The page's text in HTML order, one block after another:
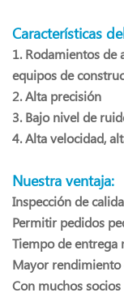
Características
1. Rodamientos de
equipos de
2. Alta precisión
3. Bajo nivel de
4. Alta velocidad,
Nuestra ventaja:
Inspección de
Permitir pedidos
Tiempo de entrega
Mayor rendimiento
Con muchos